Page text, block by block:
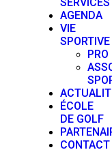
AGENDA
VIE
SPORTIVE
PRO
ÉCOLE
DE GOLF
CONTACT